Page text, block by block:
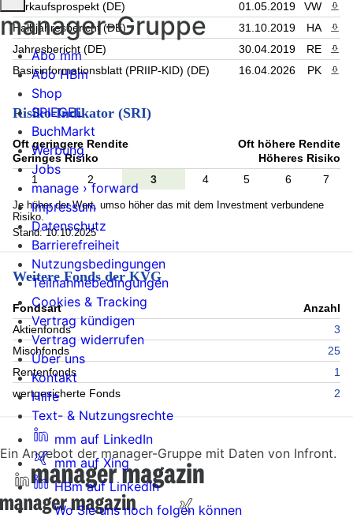
Verkaufsprospekt (DE) 01.05.2019 VW
Halbjahresbericht (DE)
31.10.2019 HA
Jahresbericht (DE)
30.04.2019 RE
Basisinformationsblatt (PRIIP-KID) (DE)
16.04.2026 PK
Risiko-Indikator (SRI)
Oft geringere Rendite
Geringes Risiko
Oft höhere Rendite
Höheres Risiko
1
2 3 4 5 6 7
Je höher der Wert, umso höher das mit dem Investment verbundene
Risiko.
Stand: 10.10.2025
Weitere Fonds der KVG
Fondsart
Anzahl
Aktienfonds
3
Mischfonds
25
Rentenfonds
1
wertgesicherte Fonds
2
Ein Angebot der manager-Gruppe mit Daten von Infront.
manager-Gruppe
Abo mm
Abo HBm
Shop
SPIEGEL
BuchMarkt
Werbung
Jobs
manage › forward
Impressum
Datenschutz
Barrierefreiheit
Nutzungsbedingungen
Teilnahmebedingungen
Cookies & Tracking
Vertrag kündigen
Vertrag widerrufen
Über uns
Kontakt
Hilfe
Text- & Nutzungsrechte
mm auf LinkedIn
mm auf Xing
HBm auf LinkedIn
Wo Sie uns noch folgen können